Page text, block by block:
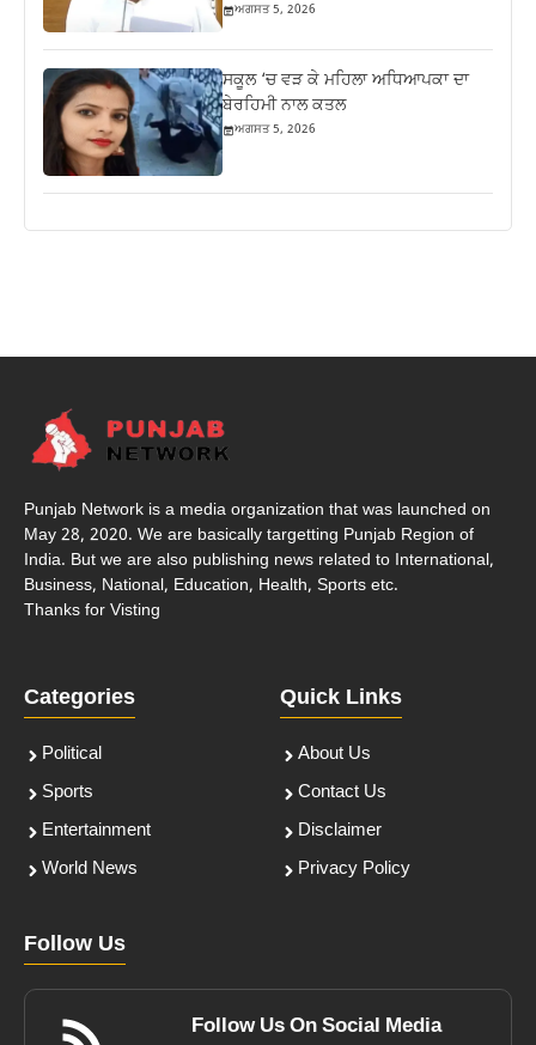
ਅਗਸਤ 5, 2026
ਸਕੂਲ ‘ਚ ਵੜ ਕੇ ਮਹਿਲਾ ਅਧਿਆਪਕਾ ਦਾ
ਬੇਰਹਿਮੀ ਨਾਲ ਕਤਲ
ਅਗਸਤ 5, 2026
Punjab Network is a media organization that was launched on
May 28, 2020. We are basically targetting Punjab Region of
India. But we are also publishing news related to International,
Business, National, Education, Health, Sports etc.
Thanks for Visting
Categories
Political
Sports
Entertainment
World News
Quick Links
About Us
Contact Us
Disclaimer
Privacy Policy
Follow Us
Follow Us On Social Media